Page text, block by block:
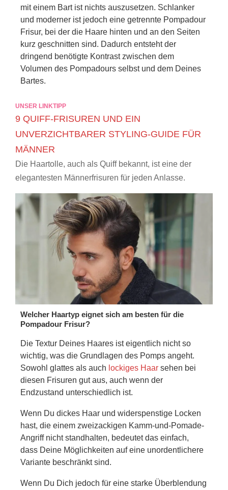
mit einem Bart ist nichts auszusetzen. Schlanker
und moderner ist jedoch eine getrennte Pompadour
Frisur, bei der die Haare hinten und an den Seiten
kurz geschnitten sind. Dadurch entsteht der
dringend benötigte Kontrast zwischen dem
Volumen des Pompadours selbst und dem Deines
Bartes.
UNSER LINKTIPP
9 QUIFF-FRISUREN UND EIN
UNVERZICHTBARER STYLING-GUIDE FÜR
MÄNNER
Die Haartolle, auch als Quiff bekannt, ist eine der
elegantesten Männerfrisuren für jeden Anlasse.
Welcher Haartyp eignet sich am besten für die
Pompadour Frisur?
Die Textur Deines Haares ist eigentlich nicht so
wichtig, was die Grundlagen des Pomps angeht.
Sowohl glattes als auch lockiges Haar sehen bei
diesen Frisuren gut aus, auch wenn der
Endzustand unterschiedlich ist.
Wenn Du dickes Haar und widerspenstige Locken
hast, die einem zweizackigen Kamm-und-Pomade-
Angriff nicht standhalten, bedeutet das einfach,
dass Deine Möglichkeiten auf eine unordentlichere
Variante beschränkt sind.
Wenn Du Dich jedoch für eine starke Überblendung